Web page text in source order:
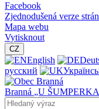
Facebook
Zjednodušená verze
Mapa webu
Vytisknout
CZ
English
русский
Branná „U